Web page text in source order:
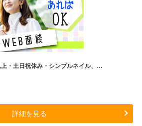
・土日祝休み・シンプルネイル、…
詳細を見る